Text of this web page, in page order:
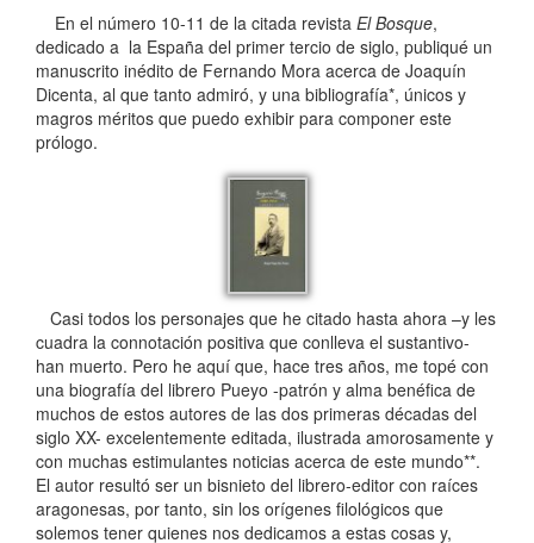
En el número 10-11 de la citada revista El Bosque,
dedicado a la España del primer tercio de siglo, publiqué un
manuscrito inédito de Fernando Mora acerca de Joaquín
Dicenta, al que tanto admiró, y una bibliografía*, únicos y
magros méritos que puedo exhibir para componer este
prólogo.
Casi todos los personajes que he citado hasta ahora –y les
cuadra la connotación positiva que conlleva el sustantivo-
han muerto. Pero he aquí que, hace tres años, me topé con
una biografía del librero Pueyo -patrón y alma benéfica de
muchos de estos autores de las dos primeras décadas del
siglo XX- excelentemente editada, ilustrada amorosamente y
con muchas estimulantes noticias acerca de este mundo**.
El autor resultó ser un bisnieto del librero-editor con raíces
aragonesas, por tanto, sin los orígenes filológicos que
solemos tener quienes nos dedicamos a estas cosas y,